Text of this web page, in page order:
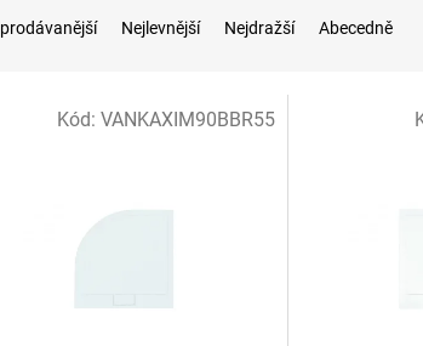
Nejlevnější Nejdražší Abecedně
Kód: VANKAXIM90BBR55